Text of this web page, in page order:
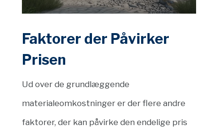
Faktorer der Påvirker
Prisen
Ud over de grundlæggende
materialeomkostninger er der flere andre
faktorer, der kan påvirke den endelige pris